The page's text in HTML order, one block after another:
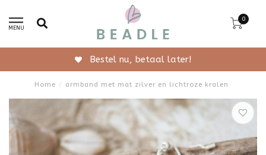
MENU
0
Bestel nu, betaal later!
Home / armband met mat zilver en lichtroze kralen